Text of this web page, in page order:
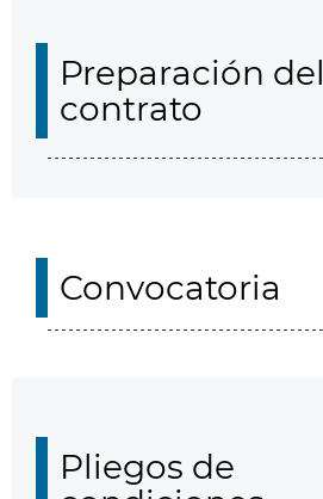
Preparación del
contrato
Convocatoria
Pliegos de